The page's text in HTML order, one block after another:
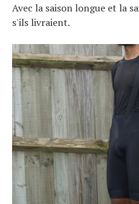
Avec la saison longue et la
s'ils livraient.